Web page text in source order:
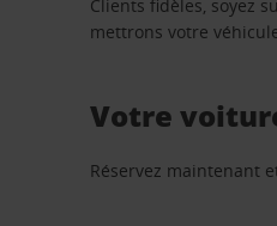
Clients fidèles, soyez
mettrons votre
Votre
Réservez maintenant